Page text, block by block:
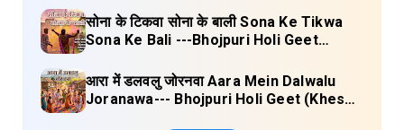
सोना के टिकवा सोना के बाली Sona Ke Tikwa
Sona Ke Bali ---Bhojpuri Holi Geet
आरा में डलवलु जोरनवा Aara Mein Dalwalu
Joranawa--- Bhojpuri Holi Geet (Khesari